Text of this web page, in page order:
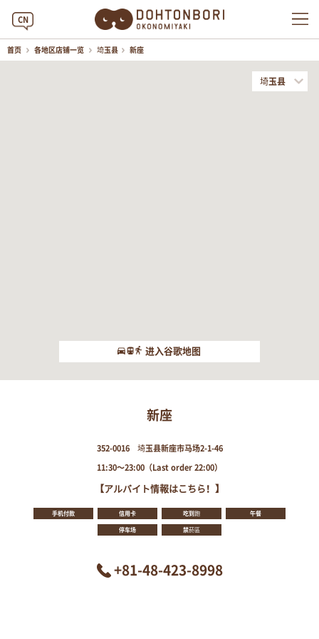
CN
首页 各地区店铺一览 埼玉县 新座
埼玉县
进入谷歌地图
新座
352-0016 埼玉县新座市马场2-1-46
11:30～23:00（Last order 22:00）
【アルバイト情報はこちら！】
手机付款 信用卡 吃到飽 午餐
停车场 禁菸區
+81-48-423-8998